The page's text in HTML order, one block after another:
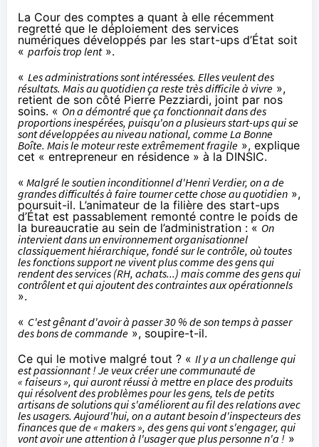
La Cour des comptes a quant à elle récemment
regretté que le déploiement des services
numériques développés par les start-ups d’État soit
« parfois trop lent».
« Les administrations sont intéressées. Elles veulent des
résultats. Mais au quotidien ça reste très difficile à vivre »,
retient de son côté Pierre Pezziardi, joint par nos
soins. « On a démontré que ça fonctionnait dans des
proportions inespérées, puisqu'on a plusieurs start-ups qui se
sont développées au niveau national, comme La Bonne
Boîte. Mais le moteur reste extrêmement fragile », explique
cet « entrepreneur en résidence » à la DINSIC.
« Malgré le soutien inconditionnel d'Henri Verdier, on a de
grandes difficultés à faire tourner cette chose au quotidien »,
poursuit-il. L’animateur de la filière des start-ups
d’État est passablement remonté contre le poids de
la bureaucratie au sein de l’administration : « On
intervient dans un environnement organisationnel
classiquement hiérarchique, fondé sur le contrôle, où toutes
les fonctions support ne vivent plus comme des gens qui
rendent des services (RH, achats...) mais comme des gens qui
contrôlent et qui ajoutent des contraintes aux opérationnels
».
« C'est gênant d'avoir à passer 30 % de son temps à passer
des bons de commande », soupire-t-il.
Ce qui le motive malgré tout ? « Il y a un challenge qui
est passionnant ! Je veux créer une communauté de
« faiseurs », qui auront réussi à mettre en place des produits
qui résolvent des problèmes pour les gens, tels de petits
artisans de solutions qui s'améliorent au fil des relations avec
les usagers. Aujourd'hui, on a autant besoin d'inspecteurs des
finances que de « makers », des gens qui vont s'engager, qui
vont avoir une attention à l'usager que plus personne n'a ! »